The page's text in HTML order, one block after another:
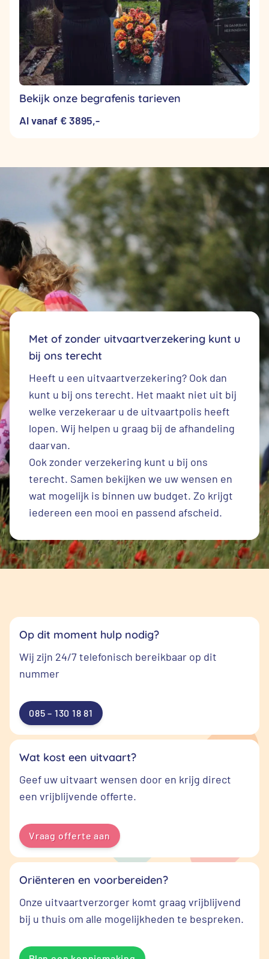
Bekijk onze begrafenis tarieven
Al vanaf € 3895,-
Met of zonder uitvaartverzekering kunt u
bij ons terecht
Heeft u een uitvaartverzekering? Ook dan
kunt u bij ons terecht. Het maakt niet uit bij
welke verzekeraar u de uitvaartpolis heeft
lopen. Wij helpen u graag bij de afhandeling
daarvan.
Ook zonder verzekering kunt u bij ons
terecht. Samen bekijken we uw wensen en
wat mogelijk is binnen uw budget. Zo krijgt
iedereen een mooi en passend afscheid.
Op dit moment hulp nodig?
Wij zijn 24/7 telefonisch bereikbaar op dit
nummer
085 – 130 18 81
Wat kost een uitvaart?
Geef uw uitvaart wensen door en krijg direct
een vrijblijvende offerte.
Vraag offerte aan
Oriënteren en voorbereiden?
Onze uitvaartverzorger komt graag vrijblijvend
bij u thuis om alle mogelijkheden te bespreken.